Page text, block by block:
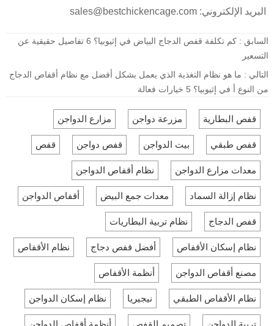
البريد الإلكتروني: sales@bestchickencage.com
السابق :
كم تكلفة قفص الدجاج البياض في إثيوبيا؟ 6 تفاصيل حقيقية عن
التسعير
التالي : ما هو نظام التغذية الذي يعمل بشكل أفضل مع نظام أقفاص الدجاج
من النوع أ في إثيوبيا؟ 5 خيارات فعالة
قفص البطارية مزرعة دواجن مزارع الدواجن
قفص طبقي بيت الدواجن قفص دواجن قفص
معدات مزارع الدواجن نظام أقفاص الدواجن
نظام إزالة السماد معدات جمع البيض أقفاص الدواجن
قفص الدجاج نظام تربية البطاريات
نظام إسكان الأقفاص أفضل قفص دجاج نظام الأقفاص
مصنع أقفاص الدواجن أنظمة الأقفاص
نظام الأقفاص الطبقي نيجيريا نظام إسكان الدواجن